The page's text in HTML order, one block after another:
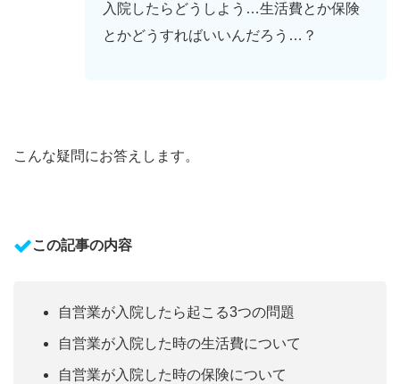
入院したらどうしよう…生活費とか保険
とかどうすればいいんだろう…？
こんな疑問にお答えします。
この記事の内容
自営業が入院したら起こる3つの問題
自営業が入院した時の生活費について
自営業が入院した時の保険について